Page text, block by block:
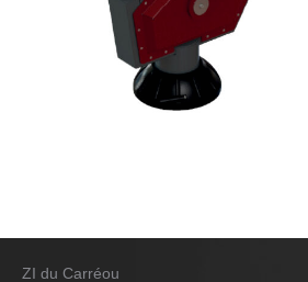
ZI du Carréou